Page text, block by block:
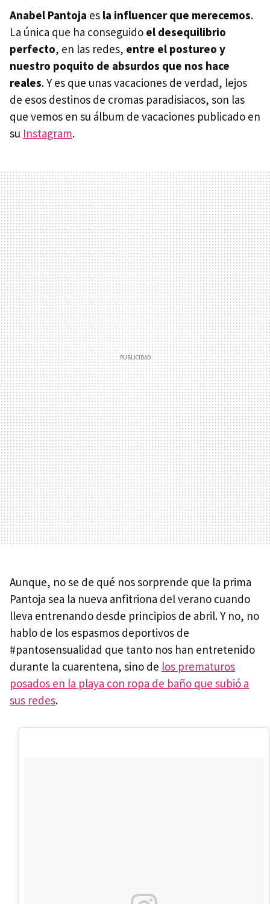
Anabel Pantoja es la influencer que merecemos.
La única que ha conseguido el desequilibrio
perfecto, en las redes, entre el postureo y
nuestro poquito de absurdos que nos hace
reales. Y es que unas vacaciones de verdad, lejos
de esos destinos de cromas paradisiacos, son las
que vemos en su álbum de vacaciones publicado en
su Instagram.
Aunque, no se de qué nos sorprende que la prima
Pantoja sea la nueva anfitriona del verano cuando
lleva entrenando desde principios de abril. Y no, no
hablo de los espasmos deportivos de
#pantosensualidad que tanto nos han entretenido
durante la cuarentena, sino de los prematuros
posados en la playa con ropa de baño que subió a
sus redes.